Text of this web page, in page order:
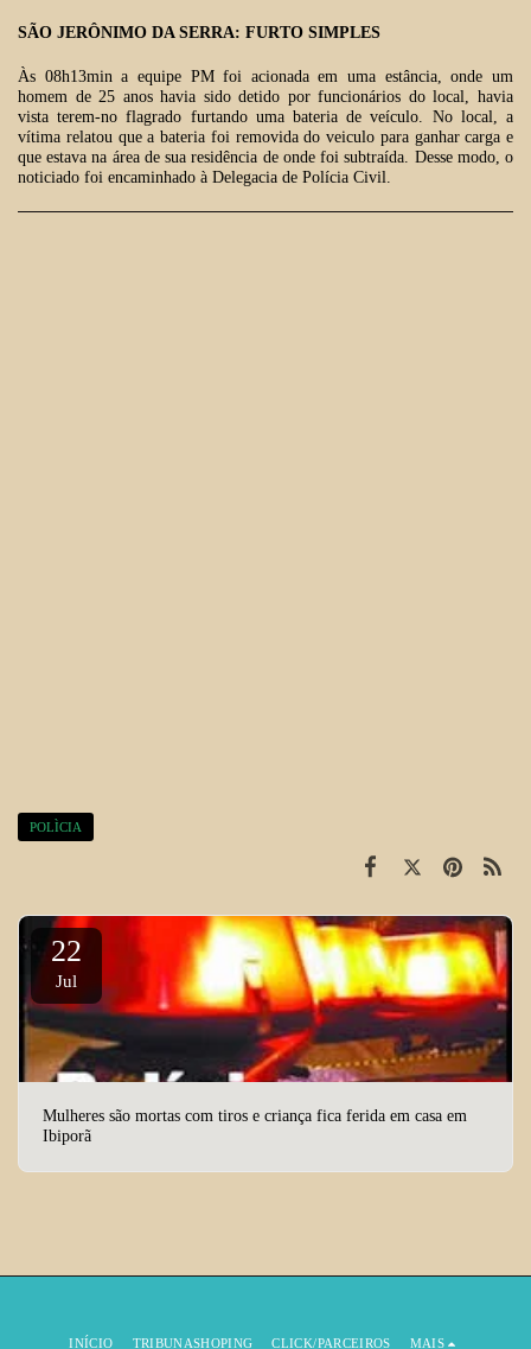
SÃO JERÔNIMO DA SERRA: FURTO SIMPLES
Às 08h13min a equipe PM foi acionada em uma estância, onde um
homem de 25 anos havia sido detido por funcionários do local, havia
vista terem-no flagrado furtando uma bateria de veículo. No local, a
vítima relatou que a bateria foi removida do veiculo para ganhar carga e
que estava na área de sua residência de onde foi subtraída. Desse modo, o
noticiado foi encaminhado à Delegacia de Polícia Civil.
POLÌCIA
22
Jul
Mulheres são mortas com tiros e criança fica ferida em casa em
Ibiporã
INÍCIO TRIBUNASHOPING CLICK/PARCEIROS MAIS